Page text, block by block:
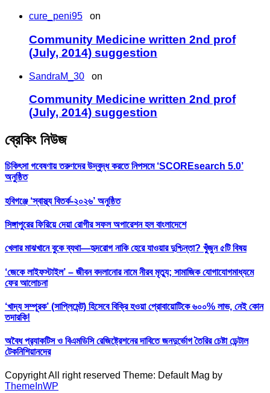
cure_peni95 on
Community Medicine written 2nd prof
(July, 2014) suggestion
SandraM_30 on
Community Medicine written 2nd prof
(July, 2014) suggestion
ব্রেকিং নিউজ
চিকিৎসা গবেষণায় তরুণদের উদ্বুদ্ধ করতে নিপসমে ‘SCOREsearch 5.0’
অনুষ্ঠিত
হবিগঞ্জে ‘স্বাস্থ্য বিতর্ক-২০২৬’ অনুষ্ঠিত
সিঙ্গাপুরের ফিরিয়ে দেয়া রোগীর সফল অপারেশন হল বাংলাদেশে
খেলার মাঝখানে বুকে ব্যথা—হৃদরোগ নাকি হেরে যাওয়ার দুশ্চিন্তা? খুঁজুন ৫টি বিষয়
‘জেকে লাইফস্টাইল’ – জীবন বদলানোর নামে নীরব মৃত্যু; সামাজিক যোগাযোগমাধ্যমে
ফের আলোচনা
‘খাদ্য সম্পূরক’ (সাপ্লিমেন্ট) হিসেবে বিক্রি হওয়া প্রোবায়োটিকে ৬০০% লাভ, নেই কোন
তদারকি!
অবৈধ প্র‍্যাকটিস ও বিএমডিসি রেজিষ্ট্রেশনের দাবিতে জনদুর্ভোগ তৈরির চেষ্টা ডেন্টাল
টেকনিশিয়ানদের
Copyright All right reserved Theme: Default Mag by
ThemeInWP